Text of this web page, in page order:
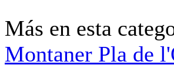
Más en esta
Montaner Pla de